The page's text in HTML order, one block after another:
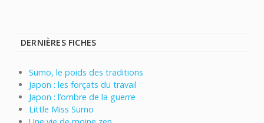
DERNIÈRES FICHES
Sumo, le poids des traditions
Japon : les forçats du travail
Japon : l’ombre de la guerre
Little Miss Sumo